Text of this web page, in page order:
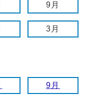
9月
3月
9月